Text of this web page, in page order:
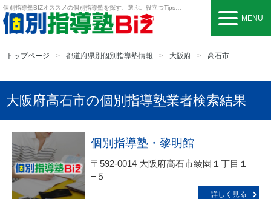
個別指導塾BIZオススメの個別指導塾を探す、選ぶ。役立つTipsも。
MENU
トップページ 都道府県別個別指導塾情報 大阪府 高石市
大阪府高石市の個別指導塾業者検索結果
個別指導塾・黎明館
〒592-0014 大阪府高石市綾園１丁目１
−５
詳しく見る